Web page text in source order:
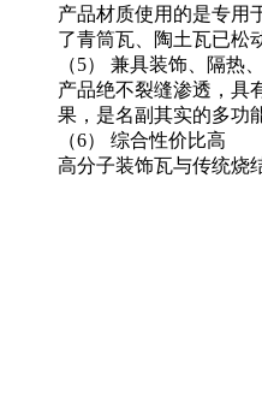
产品材质使用的是专用
了青筒瓦、陶土瓦已松
（5） 兼具装饰、隔热
产品绝不裂缝渗透，具
果，是名副其实的多功
（6） 综合性价比高
高分子装饰瓦与传统烧